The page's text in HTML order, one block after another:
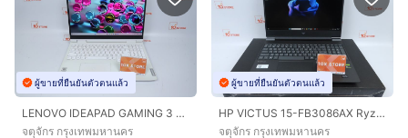
ผู้ขายที่ยืนยันตัวตนแล้ว
LENOVO IDEAPAD GAMING 3 Core i5-12500H RTX3050TI 24 - 1.5TB
จตุจักร กรุงเทพมหานคร
ผู้ขายที่ยืนยันตัวตนแล้ว
HP VICTUS 15-FB3086AX Ryzen 7 7445HS.RTX4050 RAM16.512GB
จตุจักร กรุงเทพมหานคร